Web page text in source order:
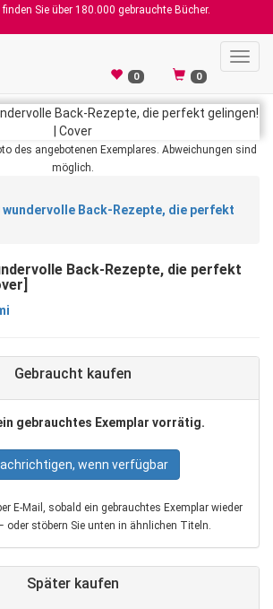
finden Sie über 180.000 gebrauchte Bücher.
0 0
des angebotenen Exemplares. Abweichungen sind
möglich.
wundervolle Back-Rezepte, die perfekt
Back-Rezepte, die perfekt
Gebraucht kaufen
gebrauchtes Exemplar vorrätig.
wenn verfügbar
E‑Mail, sobald ein gebrauchtes Exemplar wieder
oder stöbern Sie unten in ähnlichen Titeln.
Später kaufen